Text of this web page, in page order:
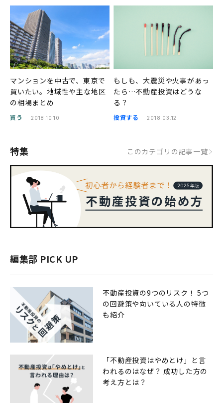
マンションを中古で、東京で
買いたい。地域性や主な地区
の相場まとめ
買う 2018.10.10
もしも、大震災や火事があっ
たら…不動産投資はどうな
る？
投資する 2018.03.12
特集 このカテゴリの記事一覧
編集部 PICK UP
不動産投資の9つのリスク！ 5つ
の回避策や向いている人の特徴
も紹介
「不動産投資はやめとけ」と言
われるのはなぜ？ 成功した方の
考え方とは？